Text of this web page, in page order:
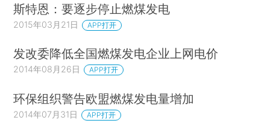
斯特恩：要逐步停止燃煤发电
2015年03月21日 APP打开
发改委降低全国燃煤发电企业上网电价
2014年08月26日 APP打开
环保组织警告欧盟燃煤发电量增加
2014年07月31日 APP打开